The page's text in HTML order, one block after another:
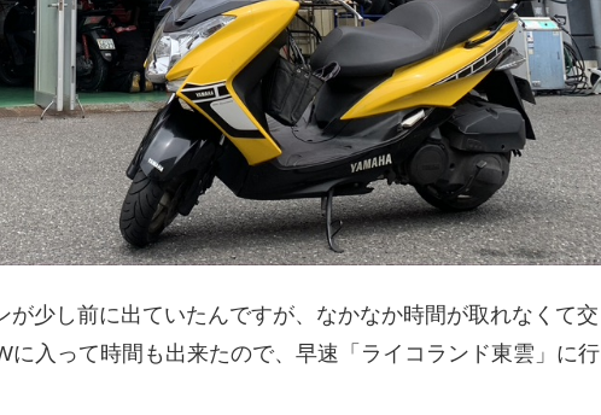
少し前に出ていたんですが、なかなか時間が取れなくて交
に入って時間も出来たので、早速「ライコランド東雲」に行